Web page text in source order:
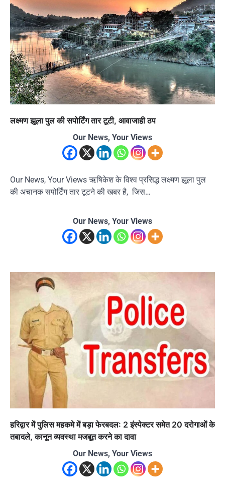
लक्ष्मण झूला पुल की सपोर्टिंग तार टूटी, आवाजाही ठप
Our News, Your Views
Our News, Your Views ऋषिकेश के विश्व प्रसिद्ध लक्ष्मण झूला पुल
की अचानक सपोर्टिंग तार टूटने की खबर है, जिस…
Our News, Your Views
हरिद्वार में पुलिस महकमे में बड़ा फेरबदल: 2 इंस्पेक्टर समेत 20 दरोगाओं के
तबादले, कानून व्यवस्था मजबूत करने का दावा
Our News, Your Views